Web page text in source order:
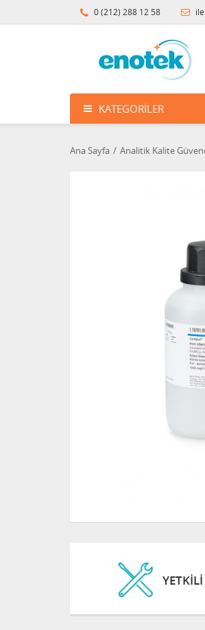
0 (212) 288 12 58
KATEGORILER
Ana Sayfa Analitik Kalite